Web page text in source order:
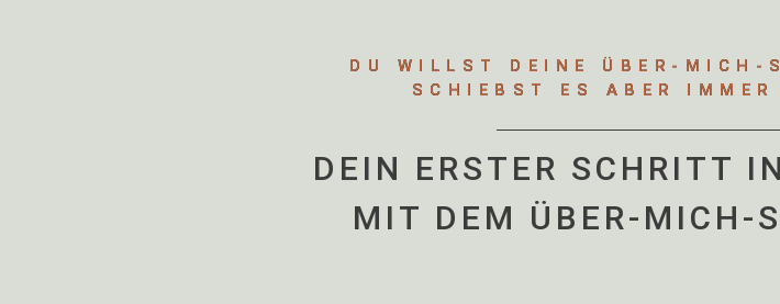
DU WILLST DEINE ÜBER-MICH-
SCHIEBST ES ABER
DEIN ERSTER SCHRITT
MIT DEM ÜBER-MICH-